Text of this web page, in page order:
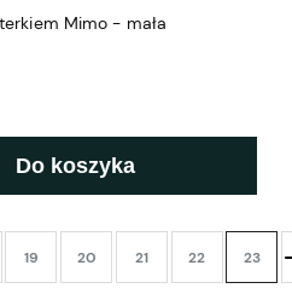
Mimo - mała
Do koszyka
19 20 21 22 23